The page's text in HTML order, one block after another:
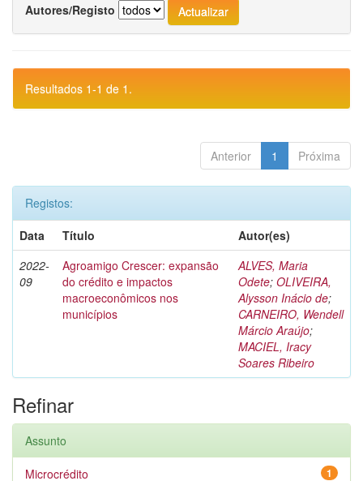
Autores/Registo
Resultados 1-1 de 1.
Anterior 1 Próxima
Registos:
Data
Título
Autor(es)
2022-
09
Agroamigo Crescer: expansão
do crédito e impactos
macroeconômicos nos
municípios
ALVES, Maria
Odete; OLIVEIRA,
Alysson Inácio de;
CARNEIRO, Wendell
Márcio Araújo;
MACIEL, Iracy
Soares Ribeiro
Refinar
Assunto
1
Microcrédito